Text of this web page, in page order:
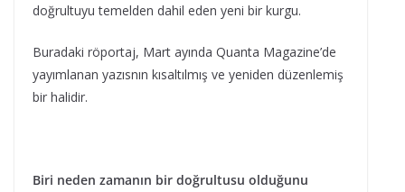
doğrultuyu temelden dahil eden yeni bir kurgu.
Buradaki röportaj, Mart ayında Quanta Magazine’de
yayımlanan yazısnın kısaltılmış ve yeniden düzenlemiş
bir halidir.
Biri neden zamanın bir doğrultusu olduğunu